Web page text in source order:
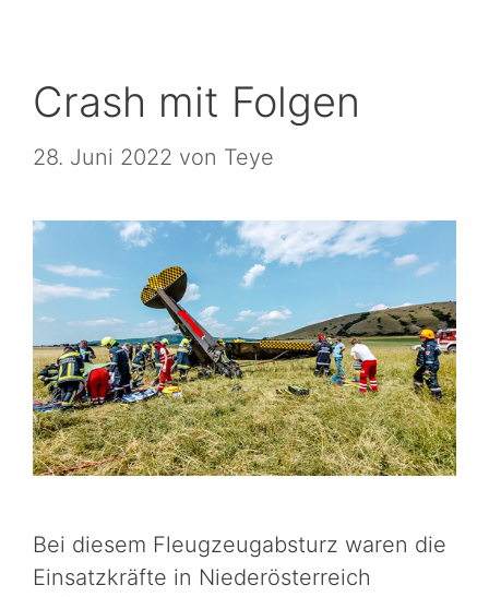
Crash mit Folgen
28. Juni 2022 von Teye
Bei diesem Fleugzeugabsturz waren die
Einsatzkräfte in Niederösterreich